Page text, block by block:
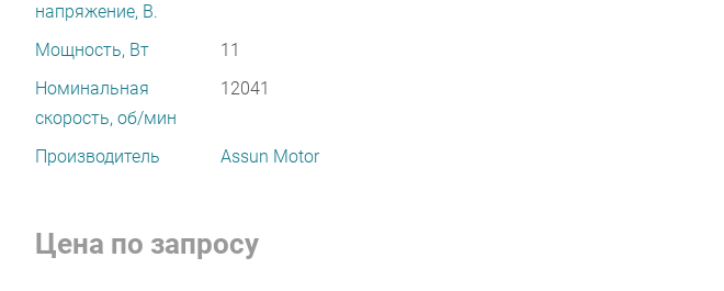
напряжение, В.
Мощность, Вт
11
Номинальная
скорость, об/мин
12041
Производитель Assun Motor
Цена по запросу